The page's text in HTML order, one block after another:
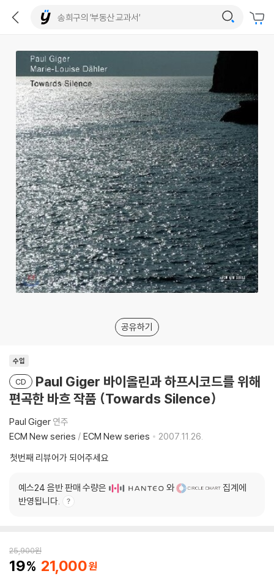
공유하기
수입
CD
Paul Giger 바이올린과 하프시코드를 위해
편곡한 바흐 작품 (Towards Silence)
Paul Giger 연주
ECM New series / ECM New series
2007.11.26.
첫번째 리뷰어가 되어주세요
예스24 음반 판매 수량은 와
집계에
반영됩니다.
25,900원
19 21,000